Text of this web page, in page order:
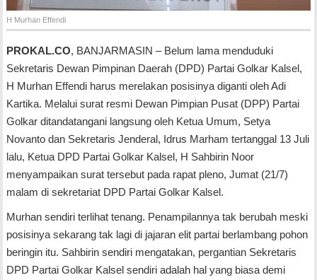
H Murhan Effendi
PROKAL.CO, BANJARMASIN – Belum lama menduduki
Sekretaris Dewan Pimpinan Daerah (DPD) Partai Golkar Kalsel,
H Murhan Effendi harus merelakan posisinya diganti oleh Adi
Kartika. Melalui surat resmi Dewan Pimpian Pusat (DPP) Partai
Golkar ditandatangani langsung oleh Ketua Umum, Setya
Novanto dan Sekretaris Jenderal, Idrus Marham tertanggal 13 Juli
lalu, Ketua DPD Partai Golkar Kalsel, H Sahbirin Noor
menyampaikan surat tersebut pada rapat pleno, Jumat (21/7)
malam di sekretariat DPD Partai Golkar Kalsel.
Murhan sendiri terlihat tenang. Penampilannya tak berubah meski
posisinya sekarang tak lagi di jajaran elit partai berlambang pohon
beringin itu. Sahbirin sendiri mengatakan, pergantian Sekretaris
DPD Partai Golkar Kalsel sendiri adalah hal yang biasa demi